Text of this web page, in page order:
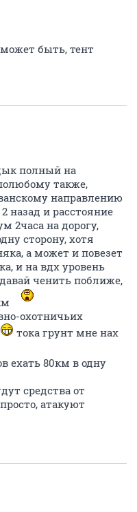
быть, тент
полный на
также,
направлению
назад и расстояние
2часа на дорогу,
сторону, хотя
а может и повезет
и на вдх уровень
ченить поближе,
охотничьих
тока грунт мне нах
ехать 80км в одну
средства от
атакуют